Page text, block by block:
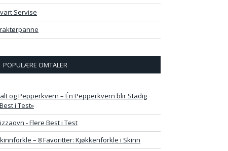
Servise
POPULÆRE OMTALER
og Pepperkvern – Én Pepperkvern blir Stadig
i Test»
- Flere Best i Test
– 8 Favoritter: Kjøkkenforkle i Skinn